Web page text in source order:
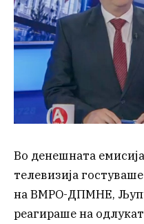
Во денешната
телевизија
на ВМРО-ДПМНЕ,
реагираше на